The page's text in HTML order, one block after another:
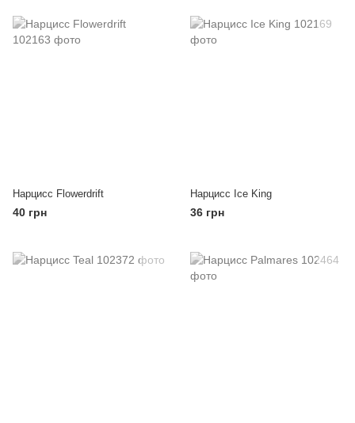
Нарцисс Flowerdrift
40 грн
Нарцисс Ice King
36 грн